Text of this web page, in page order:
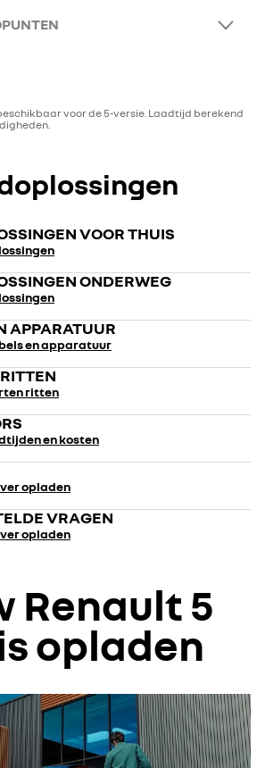
voor de 5-versie. Laadtijd berekend
VOOR THUIS
ONDERWEG
APPARATUUR
en apparatuur
ritten
en kosten
opladen
VRAGEN
opladen
Renault 5
opladen